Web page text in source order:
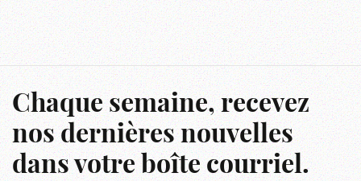
Chaque semaine, recevez
nos dernières nouvelles
dans votre boîte courriel.